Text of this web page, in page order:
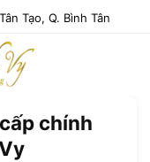
Tạo, Q. Bình Tân
chính